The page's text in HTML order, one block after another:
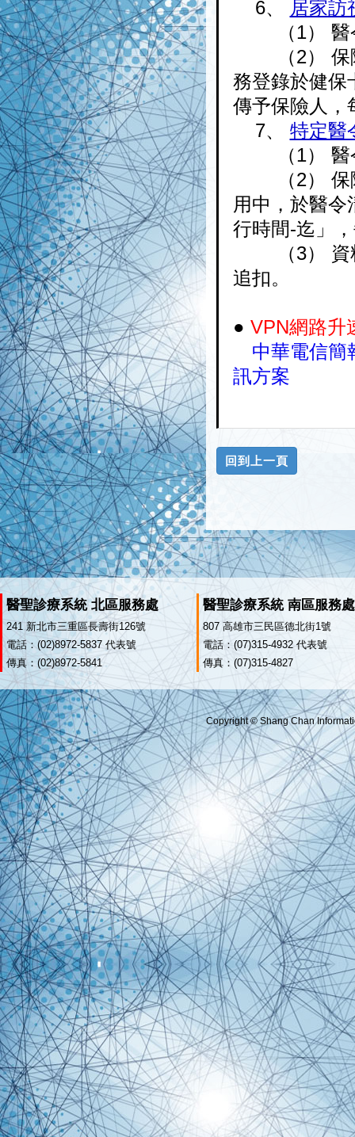
6、
居家訪
（1） 醫
（2） 保險
務登錄於健保
傳予保險人，
7、 特定醫
（1） 醫令
（2） 保險
用中，於醫
行時間-迄」
（3） 資料
追扣。
● VPN網路升
中華電信簡
訊方案
醫聖診療系統 北區服務處
241 新北市三重區長壽街126號
電話：(02)8972-5837 代表號
傳真：(02)8972-5841
醫聖診療系統 南區服務處
807 高雄市三民區德北街1號
電話：(07)315-4932 代表號
傳真：(07)315-4827
Copyright © Shang Chan